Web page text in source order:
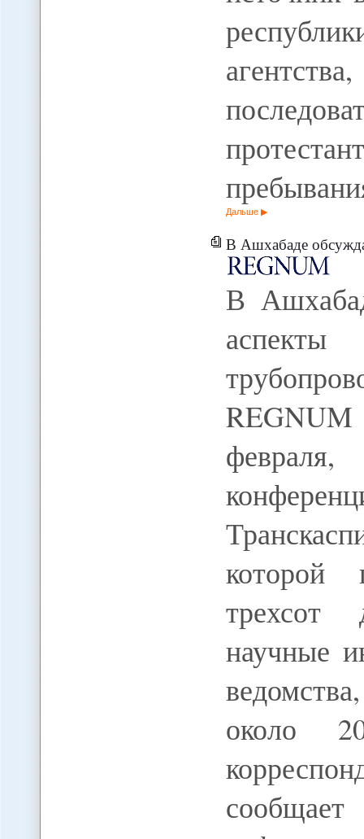
Дальше
В Ашхабаде обсуждают
В
февраля,
которой
трехсот
научные
около
сообщает